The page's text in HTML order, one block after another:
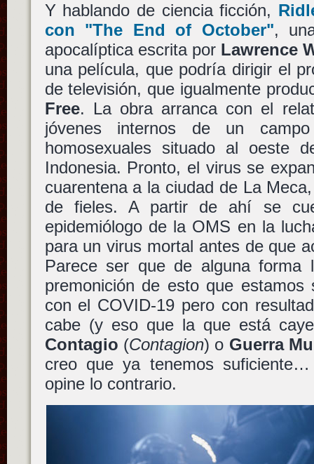
Y hablando de ciencia ficción,
con "The End of October",
apocalíptica escrita por Lawrence
una película, que podría dirigir el
de televisión, que igualmente
Free. La obra arranca con el
jóvenes internos de un
homosexuales situado al oeste
Indonesia. Pronto, el virus se
cuarentena a la ciudad de La
de fieles. A partir de ahí se
epidemiólogo de la OMS en la
para un virus mortal antes de que
Parece ser que de alguna forma
premonición de esto que estamos
con el COVID-19 pero con
cabe (y eso que la que está
Contagio (Contagion) o Guerra
creo que ya tenemos
opine lo contrario.